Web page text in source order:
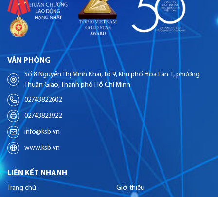
VĂN PHÒNG
Số 8 Nguyễn Thị Minh Khai, tổ 9, khu phố Hòa Lân 1, phường
Thuận Giao, Thành phố Hồ Chí Minh
02743822602
02743823922
info@ksb.vn
www.ksb.vn
LIÊN KẾT NHANH
Trang chủ Giới thiệu